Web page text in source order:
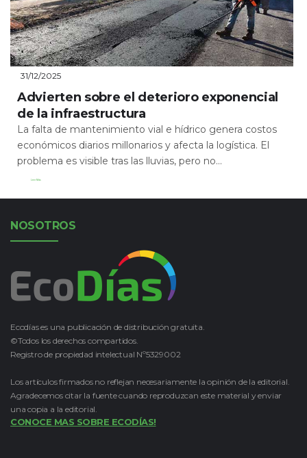
31/12/2025
Advierten sobre el deterioro exponencial
de la infraestructura
La falta de mantenimiento vial e hídrico genera costos
económicos diarios millonarios y afecta la logística. El
problema es visible tras las lluvias, pero no...
Leer Más
NOSOTROS
Ecodías es una publicación de distribución gratuita.
©Todos los derechos compartidos.
Registro de propiedad intelectual Nº5329002
Los artículos firmados no reflejan necesariamente la opinión de la editorial.
Agradecemos citar la fuente cuando reproduzcan este material y enviar
una copia a la editorial.
CONOCE MAS SOBRE ECODÍAS!